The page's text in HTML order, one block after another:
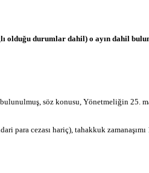
olduğu durumlar dahil) o ayın dahil
söz konusu, Yönetmeliğin 25.
para cezası hariç), tahakkuk zamanaşımı